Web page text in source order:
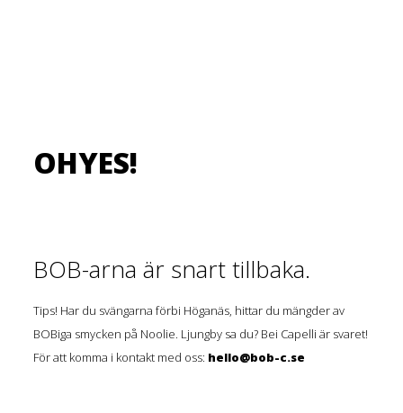
OHYES!
BOB-arna är snart tillbaka.
Tips! Har du svängarna förbi Höganäs, hittar du mängder av
BOBiga smycken på Noolie. Ljungby sa du? Bei Capelli är svaret!
För att komma i kontakt med oss: hello@bob-c.se